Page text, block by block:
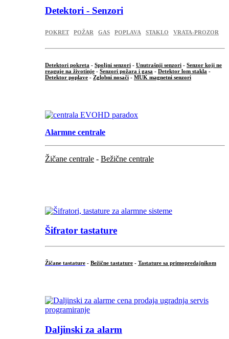
Detektori - Senzori
POKRET POŽAR GAS POPLAVA STAKLO VRATA-PROZOR
Detektori pokreta - Spoljni senzori - Unutrašnji senzori - Senzor koji ne
reaguje na životinje - Senzori požara i gasa - Detektor lom stakla -
Detektor poplave - Zglobni nosači - MUK magnetni senzori
Alarmne centrale
Žičane centrale - Bežične centrale
Šifrator tastature
Žičane tastature - Bežične tastature - Tastature sa primopredajnikom
Daljinski za alarm